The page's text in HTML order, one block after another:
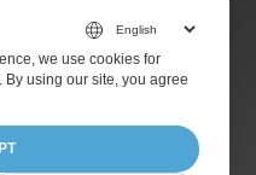
ト we use cookies for
using our site, you agree